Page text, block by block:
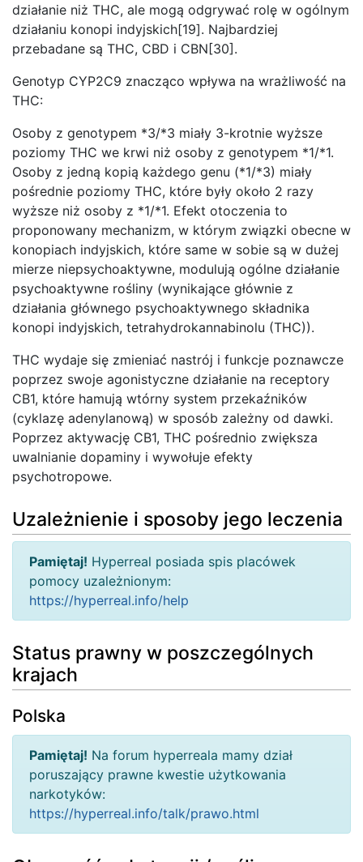
działanie niż THC, ale mogą odgrywać rolę w ogólnym
działaniu konopi indyjskich[19]. Najbardziej
przebadane są THC, CBD i CBN[30].
Genotyp CYP2C9 znacząco wpływa na wrażliwość na
THC:
Osoby z genotypem *3/*3 miały 3-krotnie wyższe
poziomy THC we krwi niż osoby z genotypem *1/*1.
Osoby z jedną kopią każdego genu (*1/*3) miały
pośrednie poziomy THC, które były około 2 razy
wyższe niż osoby z *1/*1. Efekt otoczenia to
proponowany mechanizm, w którym związki obecne w
konopiach indyjskich, które same w sobie są w dużej
mierze niepsychoaktywne, modulują ogólne działanie
psychoaktywne rośliny (wynikające głównie z
działania głównego psychoaktywnego składnika
konopi indyjskich, tetrahydrokannabinolu (THC)).
THC wydaje się zmieniać nastrój i funkcje poznawcze
poprzez swoje agonistyczne działanie na receptory
CB1, które hamują wtórny system przekaźników
(cyklazę adenylanową) w sposób zależny od dawki.
Poprzez aktywację CB1, THC pośrednio zwiększa
uwalnianie dopaminy i wywołuje efekty
psychotropowe.
Uzależnienie i sposoby jego leczenia
Pamiętaj! Hyperreal posiada spis placówek
pomocy uzależnionym:
https://hyperreal.info/help
Status prawny w poszczególnych
krajach
Polska
Pamiętaj! Na forum hyperreala mamy dział
poruszający prawne kwestie użytkowania
narkotyków:
https://hyperreal.info/talk/prawo.html